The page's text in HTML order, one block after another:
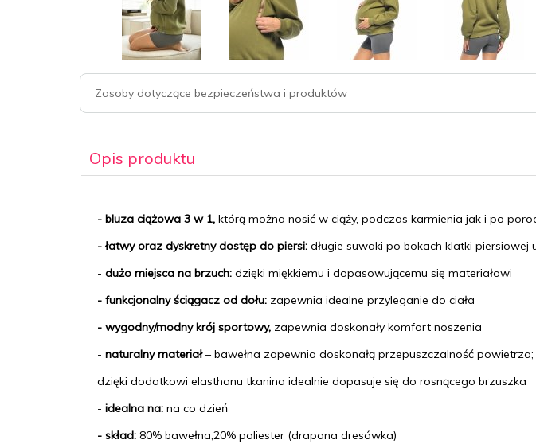
Zasoby dotyczące bezpieczeństwa i produktów
Opis produktu
- bluza ciążowa 3 w 1, którą można nosić w ciąży, podczas karmienia jak i po
- łatwy oraz dyskretny dostęp do piersi: długie suwaki po bokach klatki piersiowej
- dużo miejsca na brzuch: dzięki miękkiemu i dopasowującemu się materiałowi
- funkcjonalny ściągacz od dołu: zapewnia idealne przyleganie do ciała
- wygodny/modny krój sportowy, zapewnia doskonały komfort noszenia
- naturalny materiał– bawełna zapewnia doskonałą przepuszczalność powietrza;
dzięki dodatkowi elasthanu tkanina idealnie dopasuje się do rosnącego brzuszka
- idealna na: na co dzień
- skład: 80% bawełna,20% poliester (drapana dresówka)